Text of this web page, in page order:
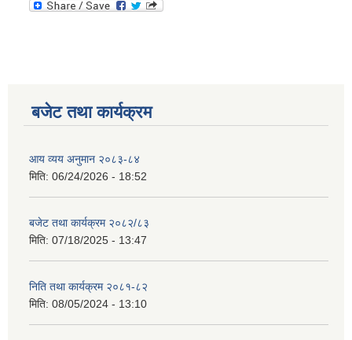
बजेट तथा कार्यक्रम
आय व्यय अनुमान २०८३-८४
मिति: 06/24/2026 - 18:52
बजेट तथा कार्यक्रम २०८२/८३
मिति: 07/18/2025 - 13:47
निति तथा कार्यक्रम २०८१-८२
मिति: 08/05/2024 - 13:10